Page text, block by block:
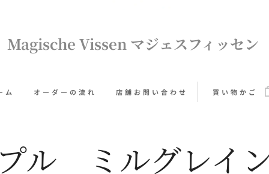
Magische Vissen マジェスフィッセン
ム オーダーの流れ 店舗お問い合わせ 買い物かご
ル ミルグレイ